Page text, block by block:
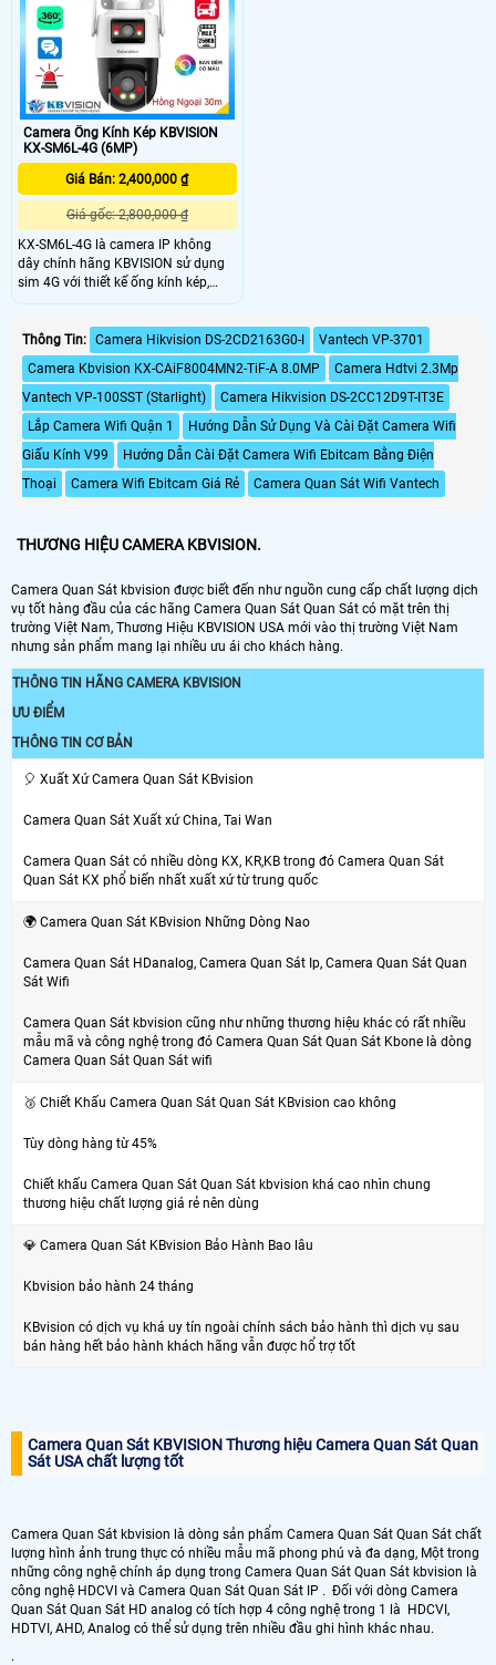
hay nhiệt độ cao mà vẫn bảo đảm
được độ bền cho camera.
Camera Ống Kính Kép KBVISION
KX-SM6L-4G (6MP)
Giá Bán: 2,400,000 ₫
Giá gốc: 2,800,000 ₫
KX-SM6L-4G là camera IP không
dây chính hãng KBVISION sử dụng
sim 4G với thiết kế ống kính kép,
gồm 1 ống kính cố định 3MP và 1
Camera hỗ trợ đàm thoại hai chiều
qua mic và loa cho hình ảnh sắc
nét, ban đêm 30m full color, tích hợp
còi hú và đèn chớp báo động khi
phát hiện người hoặc phương tiện.
Camera có khe cắm thẻ nhớ lên đến
256GB và chuẩn IP66.
Thông Tin: Camera Hikvision DS-2CD2163G0-I
Vantech VP-3701
Camera Kbvision KX-CAiF8004MN2-TiF-A 8.0MP
Camera Hdtvi 2.3Mp
Vantech VP-100SST (Starlight)
Camera Hikvision DS-2CC12D9T-IT3E
Lắp Camera Wifi Quận 1
Hướng Dẫn Sử Dụng Và Cài Đặt Camera Wifi
Giấu Kính V99
Hướng Dẫn Cài Đặt Camera Wifi Ebitcam Bằng Điện
Thoại
Camera Wifi Ebitcam Giá Rẻ Camera Quan Sát Wifi Vantech
THƯƠNG HIỆU CAMERA KBVISION.
Camera Quan Sát kbvision được biết đến như nguồn cung cấp chất lượng dịch
vụ tốt hàng đầu của các hãng Camera Quan Sát Quan Sát có mặt trên thị
trường Việt Nam, Thương Hiệu KBVISION USA mới vào thị trường Việt Nam
nhưng sản phẩm mang lại nhiều ưu ái cho khách hàng.
THÔNG TIN HÃNG CAMERA KBVISION
ƯU ĐIỂM
THÔNG TIN CƠ BẢN
️🎈 Xuất Xứ Camera Quan Sát KBvision
Camera Quan Sát Xuất xứ China, Tai Wan
Camera Quan Sát có nhiều dòng KX, KR,KB trong đó Camera Quan Sát
Quan Sát KX phổ biến nhất xuất xứ từ trung quốc
🌍 Camera Quan Sát KBvision Những Dòng Nao
Camera Quan Sát HDanalog, Camera Quan Sát Ip, Camera Quan Sát Quan
Sát Wifi
Camera Quan Sát kbvision cũng như những thương hiệu khác có rất nhiều
mẫu mã và công nghệ trong đó Camera Quan Sát Quan Sát Kbone là dòng
Camera Quan Sát Quan Sát wifi
🥉 Chiết Khấu Camera Quan Sát Quan Sát KBvision cao không
Tùy dòng hàng từ 45%
Chiết khấu Camera Quan Sát Quan Sát kbvision khá cao nhìn chung
thương hiệu chất lượng giá rẻ nên dùng
💎 Camera Quan Sát KBvision Bảo Hành Bao lâu
Kbvision bảo hành 24 tháng
KBvision có dịch vụ khá uy tín ngoài chính sách bảo hành thì dịch vụ sau
bán hàng hết bảo hành khách hãng vẫn được hổ trợ tốt
Camera Quan Sát KBVISION Thương hiệu Camera Quan Sát Quan
Sát USA chất lượng tốt
Camera Quan Sát kbvision là dòng sản phẩm Camera Quan Sát Quan Sát chất
lượng hình ảnh trung thực có nhiều mẫu mã phong phú và đa dạng, Một trong
những công nghệ chính áp dụng trong Camera Quan Sát Quan Sát kbvision là
công nghệ HDCVI và Camera Quan Sát Quan Sát IP . Đối với dòng Camera
Quan Sát Quan Sát HD analog có tích hợp 4 công nghệ trong 1 là HDCVI,
HDTVI, AHD, Analog có thể sử dụng trên nhiều đầu ghi hình khác nhau.
.